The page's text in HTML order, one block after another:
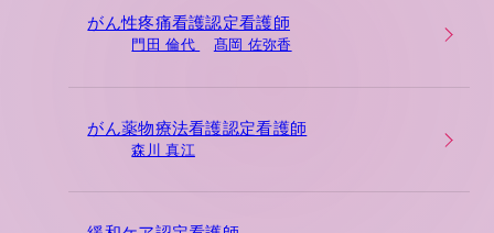
がん性疼痛看護認定看護師
門田 倫代 髙岡 佐弥香
がん薬物療法看護認定看護師
森川 真江